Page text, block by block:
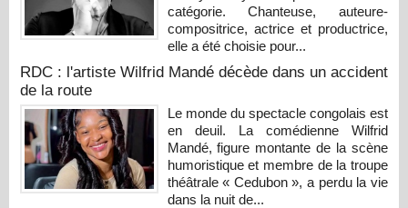
catégorie. Chanteuse, auteure-
compositrice, actrice et productrice,
elle a été choisie pour...
RDC : l'artiste Wilfrid Mandé décède dans un accident
de la route
Le monde du spectacle congolais est
en deuil. La comédienne Wilfrid
Mandé, figure montante de la scène
humoristique et membre de la troupe
théâtrale « Cedubon », a perdu la vie
dans la nuit de...